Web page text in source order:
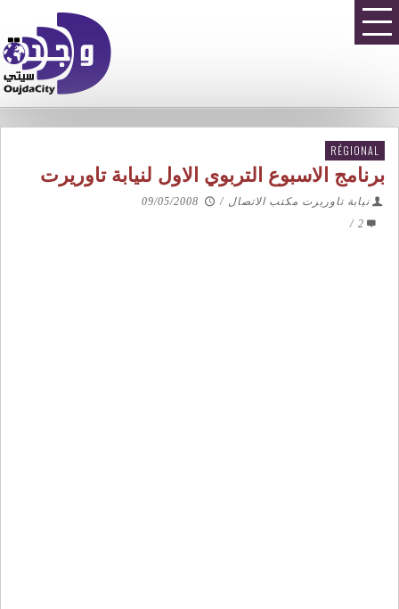
RÉGIONAL
برنامج الاسبوع التربوي الاول لنيابة تاوريرت
نيابة تاوريرت مكتب الاتصال /
09/05/2008
2
/